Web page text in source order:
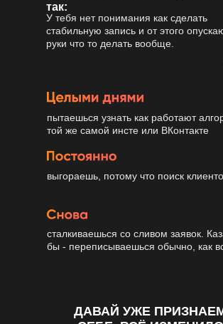
так:
У тебя нет понимания как сделать
стабильную запись и от этого
руки что то делать вообще.
пытаешься узнать как работают
той же самой инсте или ВКонтакте
выгораешь, потому что поиск
сталкиваешься со сливом заявок.
бы - переписываешься обычно, как
ДАВАЙ УЖЕ